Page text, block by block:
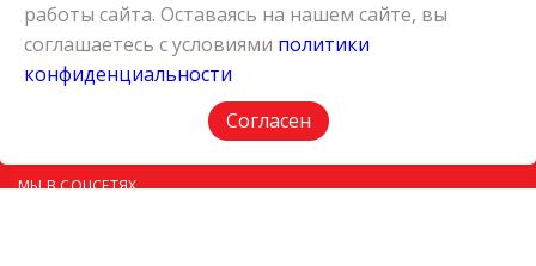
КАТАЛОГ
КАРЬЕРА
О КОМПАНИИ
ПОЛИТИКА КОНФИДЕНЦИАЛЬНОСТИ
МЫ В СОЦСЕТЯХ
работы сайта. Оставаясь на нашем сайте, вы
соглашаетесь с условиями политики
конфиденциальности
Согласен